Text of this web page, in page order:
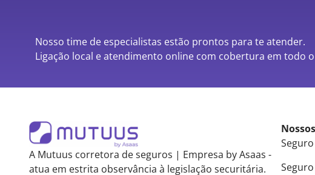
Nosso time de especialistas estão prontos para te atender.
Ligação local e atendimento online com cobertura em todo
A Mutuus corretora de seguros | Empresa by Asaas -
atua em estrita observância à legislação securitária.